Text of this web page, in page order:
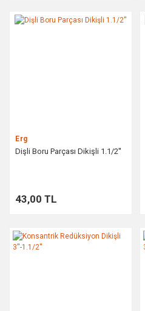
Erg
Dişli Boru Parçası Dikişli 1.1/2''
43,00 TL